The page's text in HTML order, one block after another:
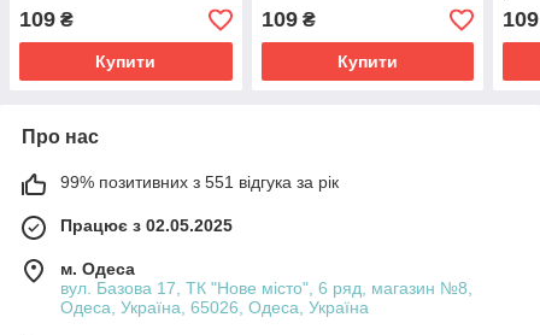
109 ₴
Купити
109₴
Купити
109
Про нас
99% позитивних з 551 відгука за рік
Працює з 02.05.2025
м. Одеса
вул. Базова 17, ТК "Нове місто", 6 ряд, магазин №8,
Одеса, Україна, 65026, Одеса, Україна